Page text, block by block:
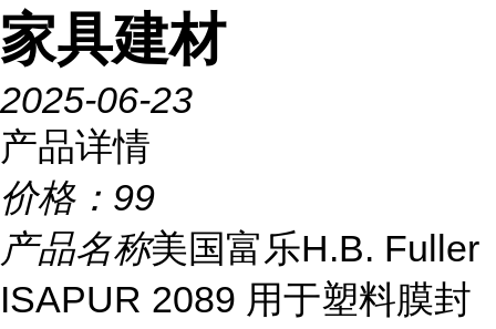
家具建材
2025-06-23
产品详情
价格： 99
产品名称美国富乐H.B. Fuller
ISAPUR 2089 用于塑料膜封